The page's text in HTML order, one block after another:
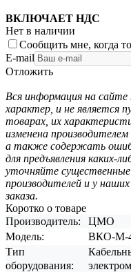
ВКЛЮЧАЕТ НДС
Нет в наличии
Сообщить мне, когда
E-mail
Отложить
Вся информация на
характер, и не является
товарах, их
изменена производителем
а также содержать
для предъявления каких-
уточняйте
производителей и у
заказа.
Коротко о товаре
Производитель:
ЦМО
Модель:
ВКО-М-
Тип
оборудования: